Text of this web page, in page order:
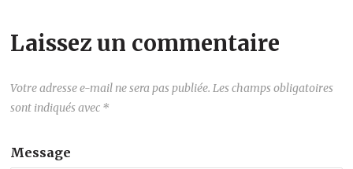
Laissez un commentaire
Votre adresse e-mail ne sera pas publiée. Les champs obligatoires
sont indiqués avec *
Message